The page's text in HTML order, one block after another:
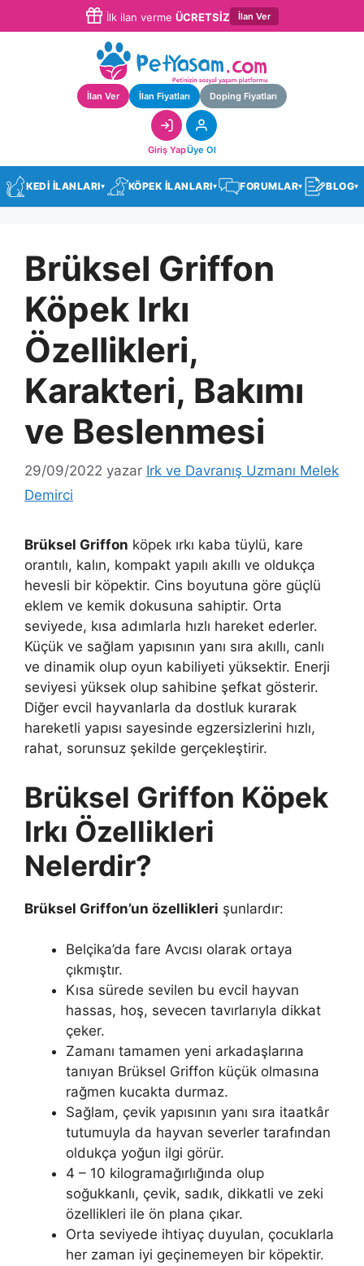
İlk ilan verme ÜCRETSİZ İlan Ver
İlan Ver İlan Fiyatları Doping Fiyatları
Giriş YapÜye Ol
KEDİ İLANLARI▾ KÖPEK İLANLARI▾ FORUMLAR▾ BLOG▾
Brüksel Griffon
Köpek Irkı
Özellikleri,
Karakteri, Bakımı
ve Beslenmesi
29/09/2022 yazar Irk ve Davranış Uzmanı Melek
Demirci
Brüksel Griffon köpek ırkı kaba tüylü, kare
orantılı, kalın, kompakt yapılı akıllı ve oldukça
hevesli bir köpektir. Cins boyutuna göre güçlü
eklem ve kemik dokusuna sahiptir. Orta
seviyede, kısa adımlarla hızlı hareket ederler.
Küçük ve sağlam yapısının yanı sıra akıllı, canlı
ve dinamik olup oyun kabiliyeti yüksektir. Enerji
seviyesi yüksek olup sahibine şefkat gösterir.
Diğer evcil hayvanlarla da dostluk kurarak
hareketli yapısı sayesinde egzersizlerini hızlı,
rahat, sorunsuz şekilde gerçekleştirir.
Brüksel Griffon Köpek
Irkı Özellikleri
Nelerdir?
Brüksel Griffon’un özellikleri şunlardır:
Belçika’da fare Avcısı olarak ortaya
çıkmıştır.
Kısa sürede sevilen bu evcil hayvan
hassas, hoş, sevecen tavırlarıyla dikkat
çeker.
Zamanı tamamen yeni arkadaşlarına
tanıyan Brüksel Griffon küçük olmasına
rağmen kucakta durmaz.
Sağlam, çevik yapısının yanı sıra itaatkâr
tutumuyla da hayvan severler tarafından
oldukça yoğun ilgi görür.
4 – 10 kilogramağırlığında olup
soğukkanlı, çevik, sadık, dikkatli ve zeki
özellikleri ile ön plana çıkar.
Orta seviyede ihtiyaç duyulan, çocuklarla
her zaman iyi geçinemeyen bir köpektir.